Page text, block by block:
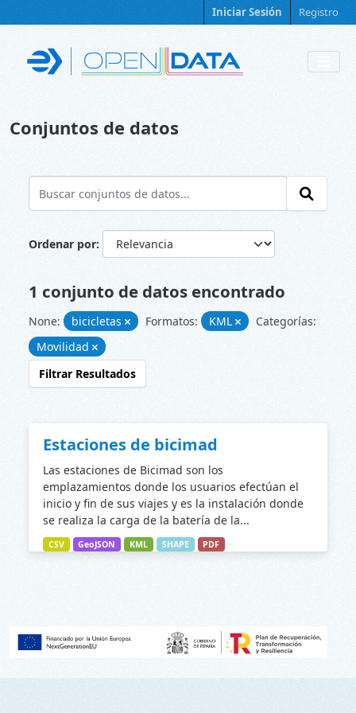
Iniciar Sesión Registro
Conjuntos de datos
Ordenar por
1 conjunto de datos encontrado
None: bicicletas Formatos: KML
Categorías:
Movilidad
Filtrar Resultados
Estaciones de bicimad
Las estaciones de Bicimad son los
emplazamientos donde los usuarios efectúan el
inicio y fin de sus viajes y es la instalación donde
se realiza la carga de la batería de la...
CSV GeoJSON KML SHAPE PDF